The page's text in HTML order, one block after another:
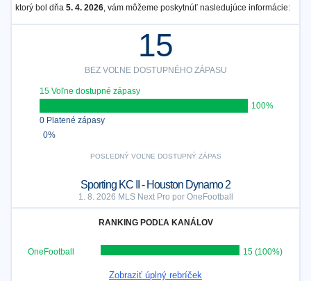
ktorý bol dňa 5. 4. 2026, vám môžeme poskytnúť nasledujúce informácie:
15
BEZ VOĽNE DOSTUPNÉHO ZÁPASU
15 Voľne dostupné zápasy
100%
0 Platené zápasy
0%
POSLEDNÝ VOĽNE DOSTUPNÝ ZÁPAS
Sporting KC II - Houston Dynamo 2
1. 8. 2026 MLS Next Pro por OneFootball
RANKING PODĽA KANÁLOV
OneFootball 15 (100%)
Zobraziť úplný rebríček